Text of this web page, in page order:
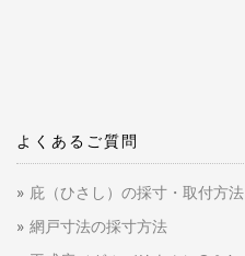
よくあるご質問
庇（ひさし）の採寸・取付方法
網戸寸法の採寸方法